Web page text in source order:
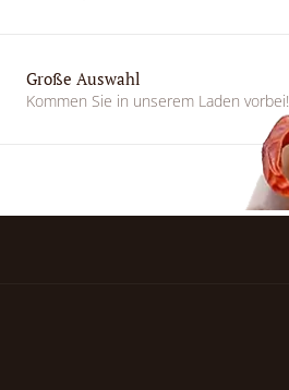
Große Auswahl
Kommen Sie in unserem Laden vorbei!